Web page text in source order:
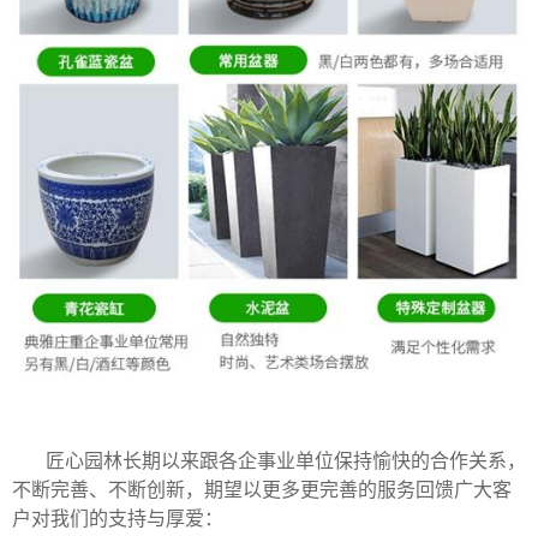
匠心园林长期以来跟各企事业单位保持愉快的合作关系，
不断完善、不断创新，期望以更多更完善的服务回馈广大客
户对我们的支持与厚爱：